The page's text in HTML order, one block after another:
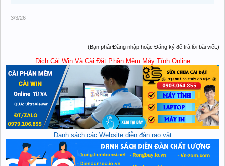
3/3/26
(Bạn phải Đăng nhập hoặc Đăng ký để trả lời bài viết.)
Dịch Cài Win Và Cài Đặt Phần Mềm Máy Tính Online
Danh sách các Website diễn đàn rao vặt